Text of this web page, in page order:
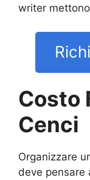
writer
Costo
Cenci
Organizzare
deve pensare